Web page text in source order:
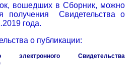
вошедших в Сборник, можно
получения Свидетельства о
года.
о публикации:
электронного Свидетельства